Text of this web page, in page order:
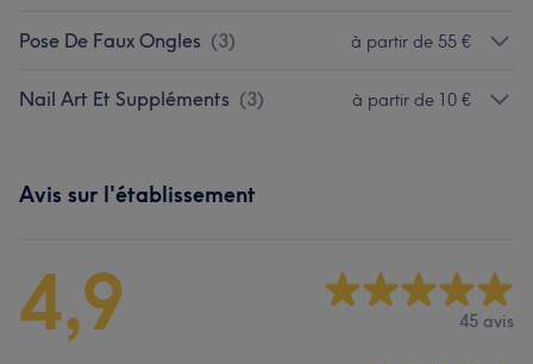
Pose De Faux Ongles (3) à partir de 55 €
Nail Art Et Suppléments (3) à partir de 10 €
Avis sur l'établissement
4,9 45 avis